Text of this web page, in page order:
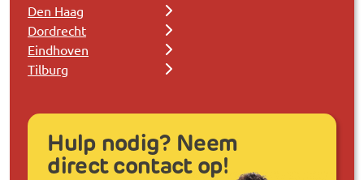
Den Haag
Dordrecht
Eindhoven
Tilburg
Hulp nodig? Neem
direct contact op!